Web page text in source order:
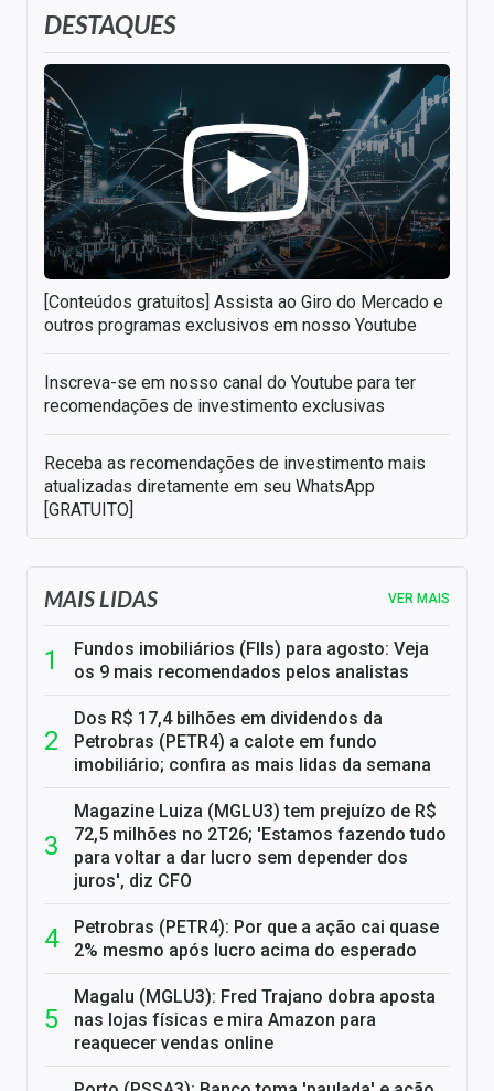
DESTAQUES
[Conteúdos gratuitos] Assista ao Giro do Mercado e
outros programas exclusivos em nosso Youtube
Inscreva-se em nosso canal do Youtube para ter
recomendações de investimento exclusivas
Receba as recomendações de investimento mais
atualizadas diretamente em seu WhatsApp
[GRATUITO]
MAIS LIDAS VER MAIS
Fundos imobiliários (FIIs) para agosto: Veja
os 9 mais recomendados pelos analistas
Dos R$ 17,4 bilhões em dividendos da
Petrobras (PETR4) a calote em fundo
imobiliário; confira as mais lidas da semana
Magazine Luiza (MGLU3) tem prejuízo de R$
72,5 milhões no 2T26; 'Estamos fazendo tudo
para voltar a dar lucro sem depender dos
juros', diz CFO
Petrobras (PETR4): Por que a ação cai quase
2% mesmo após lucro acima do esperado
Magalu (MGLU3): Fred Trajano dobra aposta
nas lojas físicas e mira Amazon para
reaquecer vendas online